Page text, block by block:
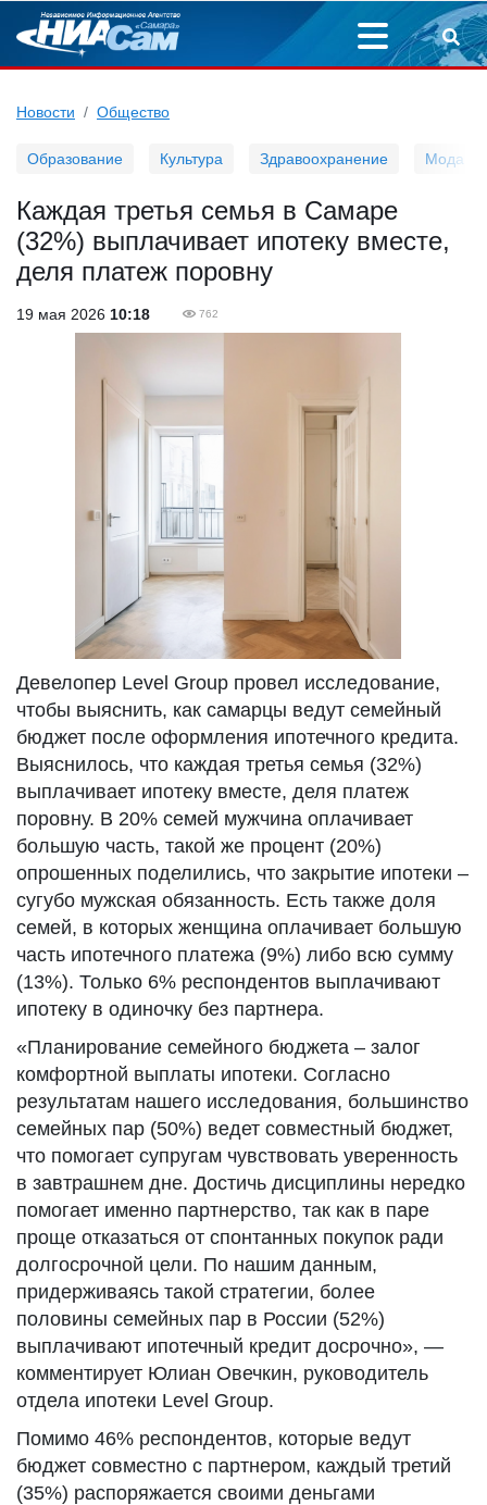
Новости Общество
Образование Культура Здравоохранение Мода
Каждая третья семья в Самаре
(32%) выплачивает ипотеку вместе,
деля платеж поровну
19 мая 2026 10:18 762
Девелопер Level Group провел исследование,
чтобы выяснить, как самарцы ведут семейный
бюджет после оформления ипотечного кредита.
Выяснилось, что каждая третья семья (32%)
выплачивает ипотеку вместе, деля платеж
поровну. В 20% семей мужчина оплачивает
большую часть, такой же процент (20%)
опрошенных поделились, что закрытие ипотеки –
сугубо мужская обязанность. Есть также доля
семей, в которых женщина оплачивает большую
часть ипотечного платежа (9%) либо всю сумму
(13%). Только 6% респондентов выплачивают
ипотеку в одиночку без партнера.
«Планирование семейного бюджета – залог
комфортной выплаты ипотеки. Согласно
результатам нашего исследования, большинство
семейных пар (50%) ведет совместный бюджет,
что помогает супругам чувствовать уверенность
в завтрашнем дне. Достичь дисциплины нередко
помогает именно партнерство, так как в паре
проще отказаться от спонтанных покупок ради
долгосрочной цели. По нашим данным,
придерживаясь такой стратегии, более
половины семейных пар в России (52%)
выплачивают ипотечный кредит досрочно», —
комментирует Юлиан Овечкин, руководитель
отдела ипотеки Level Group.
Помимо 46% респондентов, которые ведут
бюджет совместно с партнером, каждый третий
(35%) распоряжается своими деньгами